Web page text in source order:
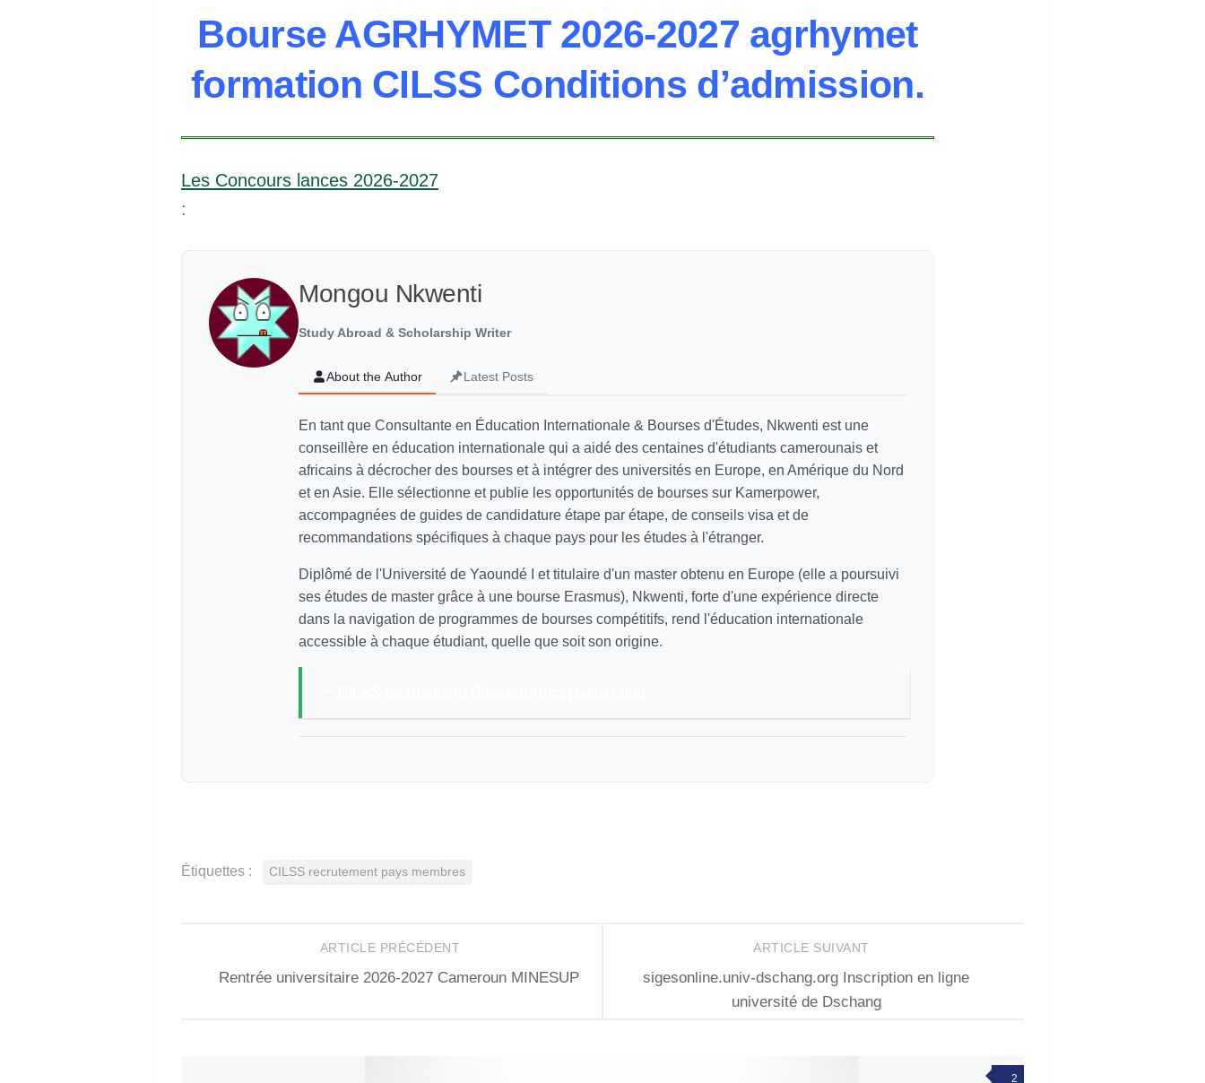
Bourse AGRHYMET 2026-2027 agrhymet
formation CILSS Conditions d’admission.
Les Concours lances 2026-2027
:
Mongou Nkwenti
Study Abroad & Scholarship Writer
About the Author Latest Posts
En tant que Consultante en Éducation Internationale & Bourses d'Études, Nkwenti est une
conseillère en éducation internationale qui a aidé des centaines d'étudiants camerounais et
africains à décrocher des bourses et à intégrer des universités en Europe, en Amérique du Nord
et en Asie. Elle sélectionne et publie les opportunités de bourses sur Kamerpower,
accompagnées de guides de candidature étape par étape, de conseils visa et de
recommandations spécifiques à chaque pays pour les études à l'étranger.
Diplômé de l'Université de Yaoundé I et titulaire d'un master obtenu en Europe (elle a poursuivi
ses études de master grâce à une bourse Erasmus), Nkwenti, forte d'une expérience directe
dans la navigation de programmes de bourses compétitifs, rend l'éducation internationale
accessible à chaque étudiant, quelle que soit son origine.
Étiquettes : CILSS recrutement pays membres
ARTICLE SUIVANT
sigesonline.univ-dschang.org Inscription en ligne
université de Dschang
ARTICLE PRÉCÉDENT
Rentrée universitaire 2026-2027 Cameroun MINESUP
2